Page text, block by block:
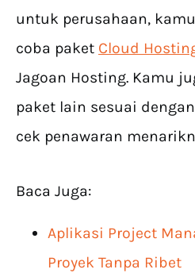
untuk perusahaan,
coba paket Cloud
Jagoan Hosting. Kamu
paket lain sesuai
cek penawaran
Baca Juga:
Aplikasi Project
Proyek Tanpa Ribet